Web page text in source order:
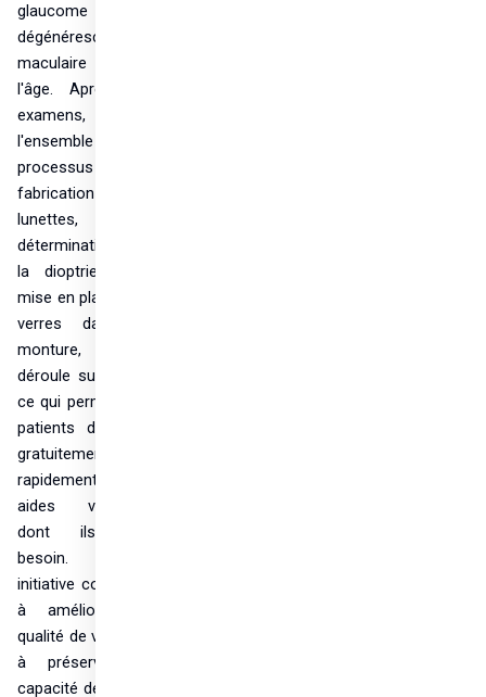
glaucome ou la
dégénérescence
maculaire liée à
l'âge. Après les
examens,
l'ensemble du
processus de
fabrication des
lunettes, de la
détermination de
la dioptrie à la
mise en place des
verres dans la
monture, se
déroule sur place,
ce qui permet aux
patients d'obtenir
gratuitement et
rapidement les
aides visuelles
dont ils ont
besoin. Cette
initiative contribue
à améliorer la
qualité de vie, aide
à préserver la
capacité de travail